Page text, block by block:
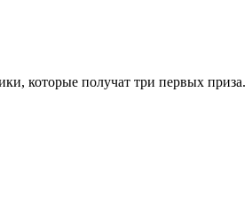
которые получат три первых приза.